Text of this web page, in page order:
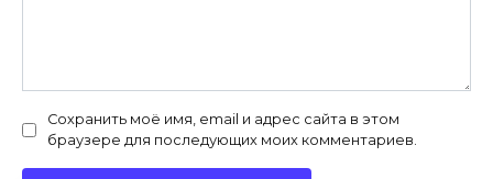
Сохранить моё имя, email и адрес сайта в этом
браузере для последующих моих комментариев.